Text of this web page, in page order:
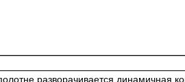
разворачивается динамичная